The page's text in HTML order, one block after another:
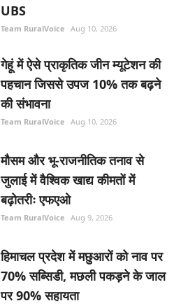
UBS
Team RuralVoice Aug 10, 2026
गेहूं में ऐसे प्राकृतिक जीन म्यूटेशन की
पहचान जिससे उपज 10% तक बढ़ने
की संभावना
Team RuralVoice Aug 10, 2026
मौसम और भू-राजनीतिक तनाव से
जुलाई में वैश्विक खाद्य कीमतों में
बढ़ोतरीः एफएओ
Team RuralVoice Aug 9, 2026
हिमाचल प्रदेश में मछुआरों को नाव पर
70% सब्सिडी, मछली पकड़ने के जाल
पर 90% सहायता